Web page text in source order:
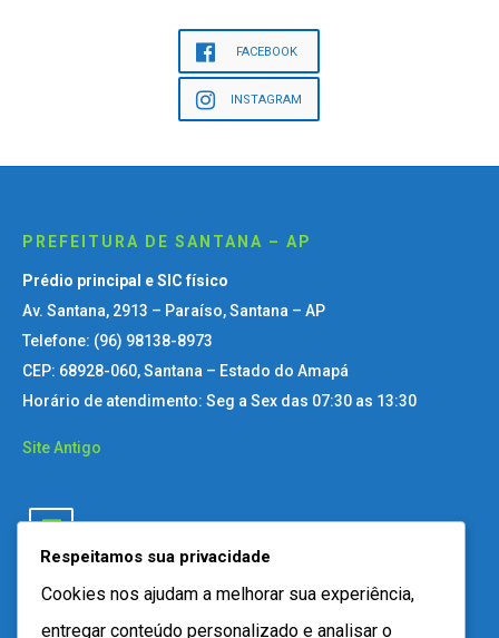
FACEBOOK
INSTAGRAM
PREFEITURA DE SANTANA – AP
Prédio principal e SIC físico
Av. Santana, 2913 – Paraíso, Santana – AP
Telefone: (96) 98138-8973
CEP: 68928-060, Santana – Estado do Amapá
Horário de atendimento: Seg a Sex das 07:30 as 13:30
Site Antigo
Respeitamos sua privacidade
Cookies nos ajudam a melhorar sua experiência,
entregar conteúdo personalizado e analisar o